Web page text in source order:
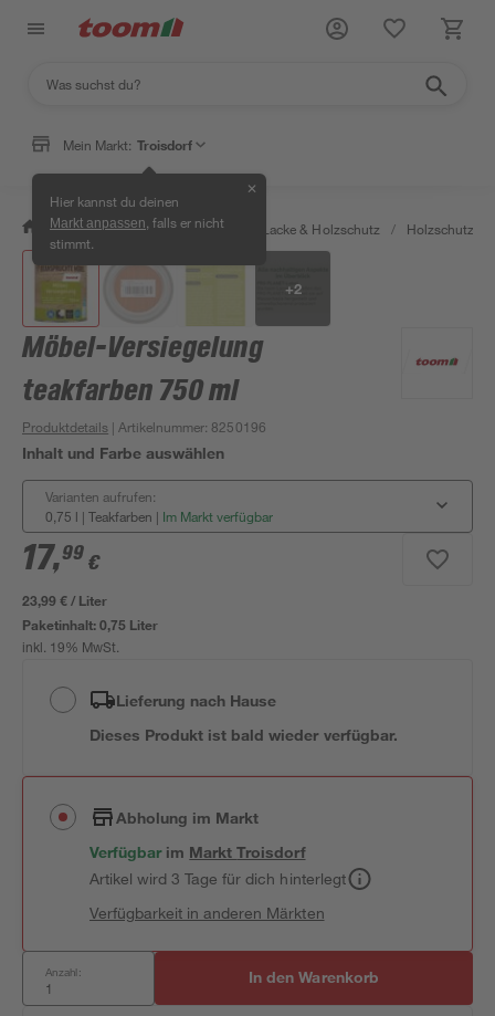
Mein Markt: Troisdorf
Hier kannst du deinen
Markt anpassen , falls er nicht
stimmt.
✕
/ Bauen & Renovieren / Farben, Lacke & Holzschutz / Holzschutz &
+2
Möbel-Versiegelung
teakfarben 750 ml
Produktdetails | Artikelnummer: 8250196
Inhalt und Farbe auswählen
Varianten aufrufen:
0,75 l | Teakfarben | Im Markt verfügbar
17,99 €
23,99 € / Liter
Paketinhalt:0,75 Liter
inkl. 19% MwSt.
Lieferung nach Hause
Dieses Produkt ist bald wieder verfügbar.
Abholung im Markt
Verfügbar im MarktTroisdorf
Artikel wird 3 Tage für dich hinterlegt
Verfügbarkeit in anderen Märkten
Anzahl: In den Warenkorb